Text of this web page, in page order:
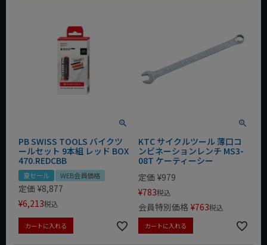
PB SWISS TOOLS バイクツ
ールセット 9本組 レッド BOX
470.REDCBB
夏セール WEB会員価格
定価 ¥8,877
¥6,213税込
カートに入れる
KTC サイクルツール 薄口コ
ンビネーションレンチ MS3-
08T ケーティーシー
定価 ¥979
¥783税込
会員特別価格 ¥763税込
カートに入れる